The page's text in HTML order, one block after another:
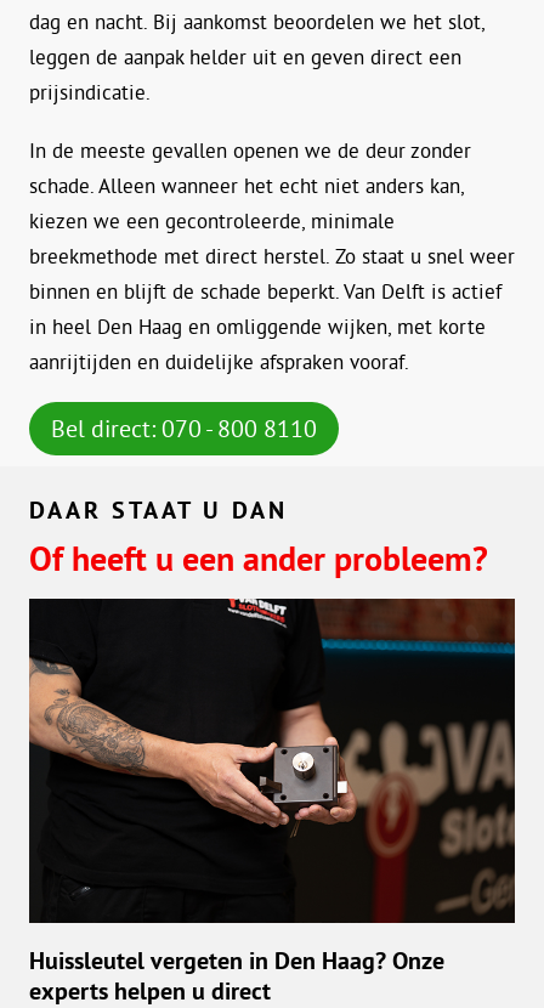
dag en nacht. Bij aankomst beoordelen we het slot,
leggen de aanpak helder uit en geven direct een
prijsindicatie.
In de meeste gevallen openen we de deur zonder
schade. Alleen wanneer het echt niet anders kan,
kiezen we een gecontroleerde, minimale
breekmethode met direct herstel. Zo staat u snel weer
binnen en blijft de schade beperkt. Van Delft is actief
in heel Den Haag en omliggende wijken, met korte
aanrijtijden en duidelijke afspraken vooraf.
Bel direct: 070 - 800 8110
DAAR STAAT U DAN
Of heeft u een ander probleem?
Huissleutel vergeten in Den Haag? Onze
experts helpen u direct